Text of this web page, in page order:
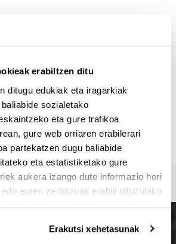
erabiltzen ditu
ditugu edukiak eta iragarkiak
sozialetako
eta gure trafikoa
gure web orriaren erabilerari
partekatzen dugu baliabide
eta estatistiketako gure
aukera izango dute informazio hori
euren zerbitzuak erabili dituzulako
informazio batekin uztartzeko.
Erakutsi xehetasunak
:
/ Secretaría Máster / Master
/ 3687